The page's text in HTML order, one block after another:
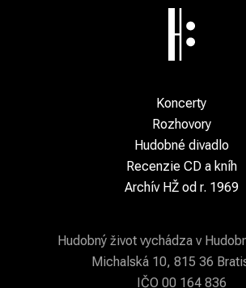
Koncerty
Rozhovory
Hudobné divadlo
Recenzie CD a kníh
Archív HŽ od r. 1969
Hudobný život vychádza v
Michalská 10, 815 36
IČO 00 164 836